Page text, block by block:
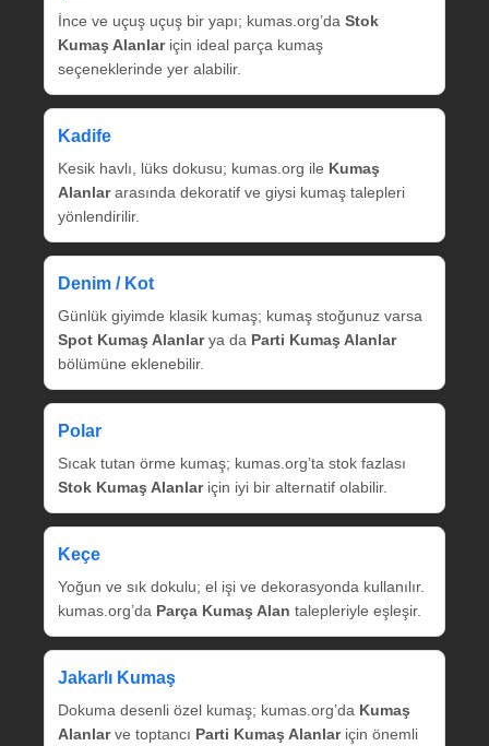
İnce ve uçuş uçuş bir yapı; kumas.org’da Stok
Kumaş Alanlariçin ideal parça kumaş
seçeneklerinde yer alabilir.
Kadife
Kesik havlı, lüks dokusu; kumas.org ile Kumaş
Alanlararasında dekoratif ve giysi kumaş talepleri
yönlendirilir.
Denim / Kot
Günlük giyimde klasik kumaş; kumaş stoğunuz varsa
Spot Kumaş Alanlarya da Parti Kumaş Alanlar
bölümüne eklenebilir.
Polar
Sıcak tutan örme kumaş; kumas.org’ta stok fazlası
Stok Kumaş Alanlariçin iyi bir alternatif olabilir.
Keçe
Yoğun ve sık dokulu; el işi ve dekorasyonda kullanılır.
kumas.org’da Parça Kumaş Alan talepleriyle eşleşir.
Jakarlı Kumaş
Dokuma desenli özel kumaş; kumas.org’da Kumaş
Alanlarve toptancı Parti Kumaş Alanlariçin önemli